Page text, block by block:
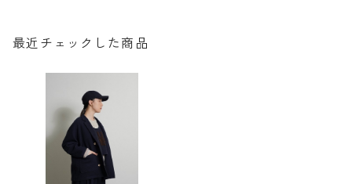
最近チェックした商品